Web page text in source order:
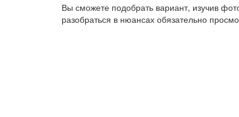
Вы сможете подобрать вариант, изучив
разобраться в нюансах обязательно